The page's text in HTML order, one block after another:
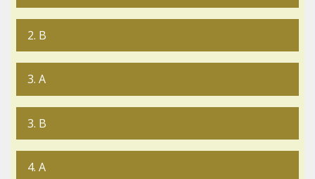
2. B
3. A
3. B
4. A